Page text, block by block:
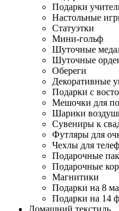
Подарки
Настольные
Статуэтки
Мини-гольф
Шуточные
Шуточные
Обереги
Декоративные
Подарки с
Мешочки для
Шарики
Сувениры к
Футляры для
Чехлы для
Подарочные
Подарочные
Магнитики
Подарки на 8
Подарки на 14
Домашний текстиль